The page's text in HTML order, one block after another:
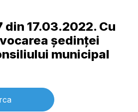
din 17.03.2022. Cu
ședinței
municipal